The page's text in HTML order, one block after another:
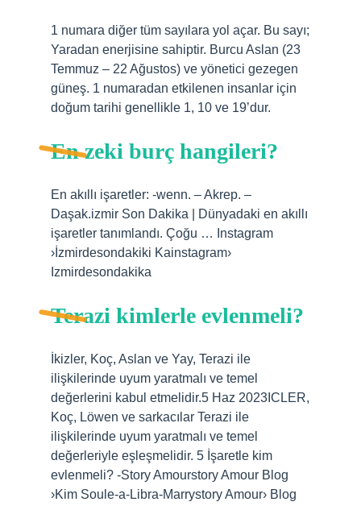
1 numara diğer tüm sayılara yol açar. Bu sayı;
Yaradan enerjisine sahiptir. Burcu Aslan (23
Temmuz – 22 Ağustos) ve yönetici gezegen
güneş. 1 numaradan etkilenen insanlar için
doğum tarihi genellikle 1, 10 ve 19’dur.
En zeki burç hangileri?
En akıllı işaretler: -wenn. – Akrep. –
Daşak.izmir Son Dakika | Dünyadaki en akıllı
işaretler tanımlandı. Çoğu … Instagram
›İzmirdesondakiki Kainstagram›
Izmirdesondakika
Terazi kimlerle evlenmeli?
İkizler, Koç, Aslan ve Yay, Terazi ile
ilişkilerinde uyum yaratmalı ve temel
değerlerini kabul etmelidir.5 Haz 2023ICLER,
Koç, Löwen ve sarkacılar Terazi ile
ilişkilerinde uyum yaratmalı ve temel
değerleriyle eşleşmelidir. 5 İşaretle kim
evlenmeli? -Story Amourstory Amour Blog
›Kim Soule-a-Libra-Marrystory Amour› Blog